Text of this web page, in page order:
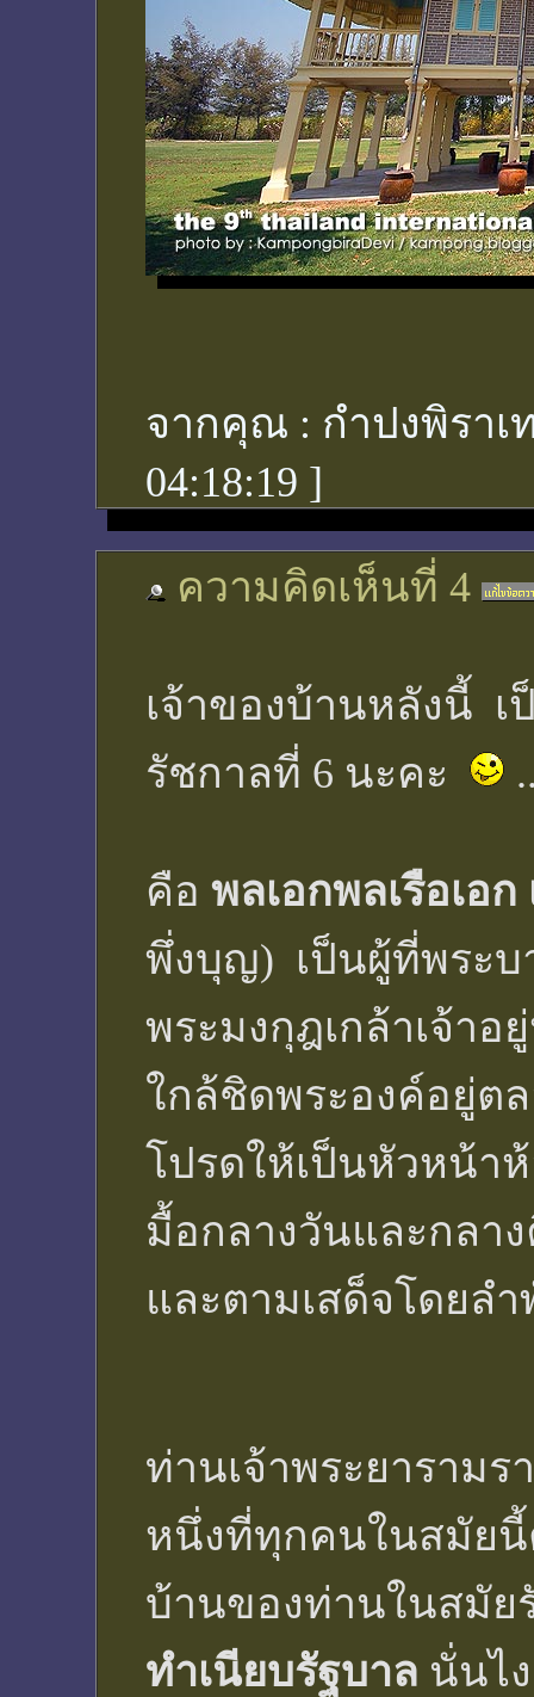
จากคุณ : กำปงพิราเ
04:18:19 ]
ความคิดเห็นที่ 4
เจ้าของบ้านหลังนี้
รัชกาลที่ 6 นะคะ
คือ พลเอกพลเรือเอ
พึ่งบุญ) เป็นผู้ที่พระบ
พระมงกุฎเกล้าเจ้าอ
ใกล้ชิดพระองค์อยู่ตล
โปรดให้เป็นหัวหน้า
มื้อกลางวันและกลา
และตามเสด็จโดยล
ท่านเจ้าพระยาราม
หนึ่งที่ทุกคนในสมัย
บ้านของท่านในสมั
ทำเนียบรัฐบาล นั่นไ